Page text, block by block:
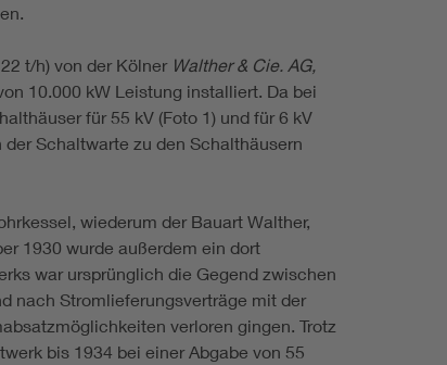
t/h) von der Kölner Walther & Cie. AG,
10.000 kW Leistung installiert. Da bei
für 55 kV (Foto 1) und für 6 kV
Schaltwarte zu den Schalthäusern
wiederum der Bauart Walther,
1930 wurde außerdem ein dort
war ursprünglich die Gegend zwischen
nach Stromlieferungsverträge mit der
verloren gingen. Trotz
bis 1934 bei einer Abgabe von 55